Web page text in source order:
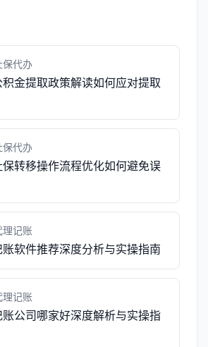
保代办
金提取政策解读如何应对提取
保代办
转移操作流程优化如何避免误
理记账
软件推荐深度分析与实操指南
理记账
公司哪家好深度解析与实操指